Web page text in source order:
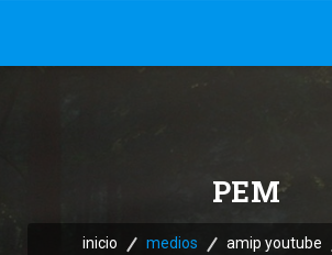
PEM
inicio medios amip youtube